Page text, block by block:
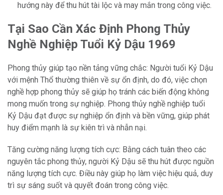
hướng này để thu hút tài lộc và may mắn trong công việc.
Tại Sao Cần Xác Định Phong Thủy
Nghề Nghiệp Tuổi Kỷ Dậu 1969
Phong thủy giúp tạo nền tảng vững chắc: Người tuổi Kỷ Dậu
với mệnh Thổ thường thiên về sự ổn định, do đó, việc chọn
nghề hợp phong thủy sẽ giúp họ tránh các biến động không
mong muốn trong sự nghiệp. Phong thủy nghề nghiệp tuổi
Kỷ Dậu đạt được sự nghiệp ổn định và bền vững, giúp phát
huy điểm mạnh là sự kiên trì và nhẫn nại.
Tăng cường năng lượng tích cực: Bằng cách tuân theo các
nguyên tắc phong thủy, người Kỷ Dậu sẽ thu hút được nguồn
năng lượng tích cực. Điều này giúp họ làm việc hiệu quả, duy
trì sự sáng suốt và quyết đoán trong công việc.